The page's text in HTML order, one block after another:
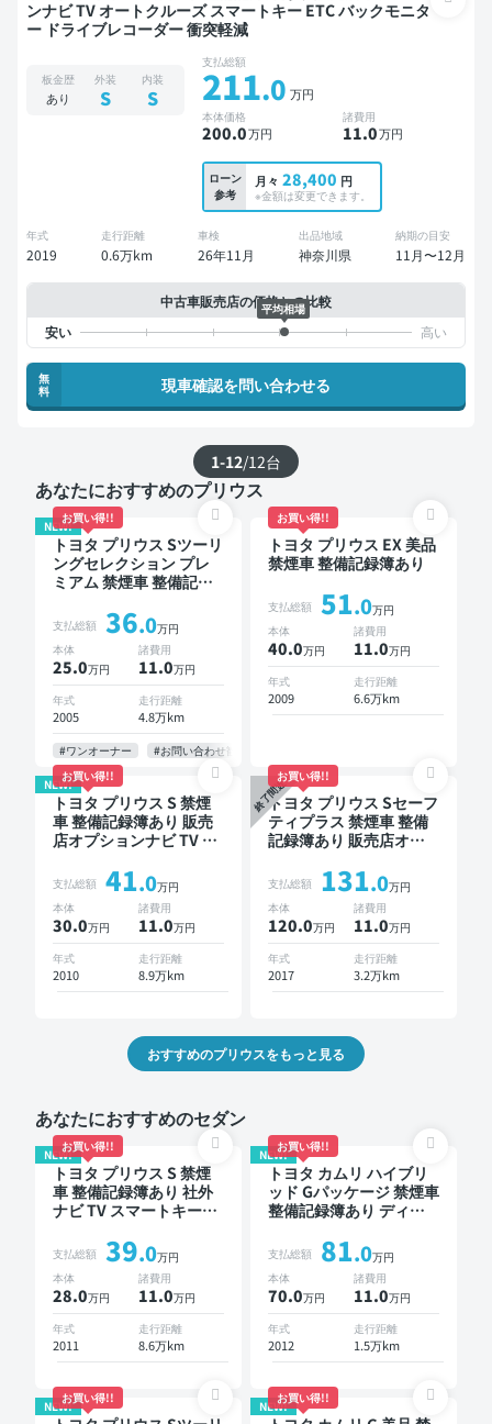
ンナビ TV オートクルーズ スマートキー ETC バックモニタ
ー ドライブレコーダー 衝突軽減
板金歴
あり
外装
S
内装
S
支払総額
211.0 万円
本体価格
200.0万円
諸費用
11.0万円
ローン
参考
月々 28,400 円
※金額は変更できます。
年式
2019
走行距離
0.6万km
車検
26年11月
出品地域
神奈川県
納期の目安
11月〜12月
中古車販売店の価格との比較
平均相場
無
料
現車確認を問い合わせる
1-12/12台
あなたにおすすめのプリウス
NEW!
お買い得!!
トヨタ プリウス Sツーリ
ングセレクション プレ
ミアム 禁煙車 整備記録
ーディオ TV スマートキ
ー ETC バックモニター
支払総額 36.0万円
本体
25.0万円
諸費用
11.0万円
年式
2005
走行距離
4.8万km
#ワンオーナー #お問い合わせ歓迎
お買い得!!
トヨタ プリウス EX 美品
禁煙車 整備記録簿あり
支払総額 51.0万円
本体
40.0万円
諸費用
11.0万円
年式
2009
走行距離
6.6万km
NEW!
お買い得!!
トヨタ プリウス S 禁煙
車 整備記録簿あり 販売
店オプションナビ TV ス
支払総額 41.0万円
本体
30.0万円
諸費用
11.0万円
年式
2010
走行距離
8.9万km
終了間近
お買い得!!
トヨタ プリウス Sセーフ
ティプラス 禁煙車 整備
記録簿あり 販売店オプ
ルーズ スマートキー
ETC バックモニター 衝
突軽減
支払総額 131.0万円
本体
120.0万円
諸費用
11.0万円
年式
2017
走行距離
3.2万km
おすすめのプリウスをもっと見る
あなたにおすすめのセダン
NEW!
お買い得!!
トヨタ プリウス S 禁煙
車 整備記録簿あり 社外
ナビ TV スマートキー
ライブレコーダー
支払総額 39.0万円
本体
28.0万円
諸費用
11.0万円
年式
2011
走行距離
8.6万km
NEW!
お買い得!!
トヨタ カムリ ハイブリ
ッド Gパッケージ 禁煙車
整備記録簿あり ディス
キットあり TV スマート
キー ETC バックモニタ
ー ドライブレコーダー
支払総額 81.0万円
本体
70.0万円
諸費用
11.0万円
年式
2012
走行距離
1.5万km
NEW!
お買い得!!
NEW!
お買い得!!